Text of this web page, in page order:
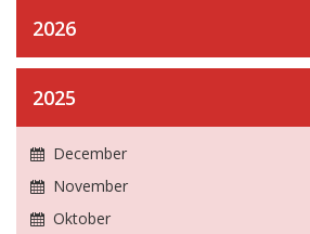
2026
2025
December
November
Oktober